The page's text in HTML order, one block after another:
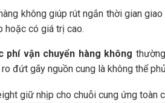
không giúp rút ngắn thời gian
hoặc có giá trị cao.
phí vận chuyển hàng không
đứt gãy nguồn cung là không thể